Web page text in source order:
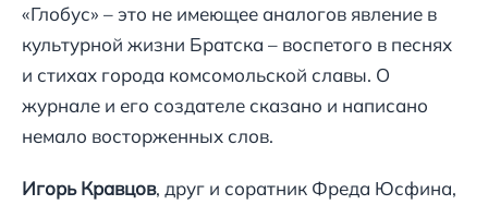
«Глобус» – это не имеющее аналогов явление в
культурной жизни Братска – воспетого в песнях
и стихах города комсомольской славы. О
журнале и его создателе сказано и написано
немало восторженных слов.
Игорь Кравцов, друг и соратник Фреда Юсфина,